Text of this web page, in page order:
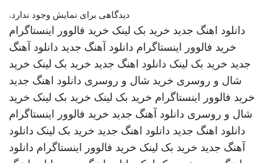
دیدگاهی برای نمایش وجود ندارد.
دانلود اهنگ جدید خرید بک لینک خرید فالوور اینستاگرام
خرید فالوور اینستاگرام دانلود آهنگ جدید دانلود آهنگ
جدید خرید بک لینک دانلود اهنگ جدید خرید بک لینک خرید
شال و روسری خرید شال و روسری دانلود اهنگ جدید
خرید فالوور اینستاگرام خرید بک لینک خرید بک لینک خرید
شال و روسری دانلود آهنگ جدید خرید فالوور اینستاگرام
دانلود اهنگ جدید دانلود اهنگ جدید خرید بک لینک دانلود
آهنگ جدید خرید بک لینک خرید فالوور اینستاگرام دانلود